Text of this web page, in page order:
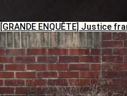
[GRANDE ENQUÊTE] Justice